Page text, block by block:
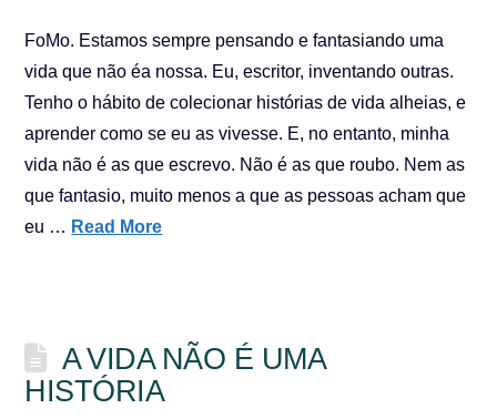
FoMo. Estamos sempre pensando e fantasiando uma
vida que não éa nossa. Eu, escritor, inventando outras.
Tenho o hábito de colecionar histórias de vida alheias, e
aprender como se eu as vivesse. E, no entanto, minha
vida não é as que escrevo. Não é as que roubo. Nem as
que fantasio, muito menos a que as pessoas acham que
eu … Read More
A VIDA NÃO É UMA
HISTÓRIA